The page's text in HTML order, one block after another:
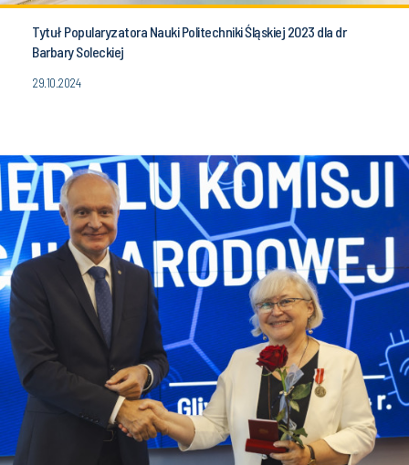
Tytuł Popularyzatora Nauki Politechniki Śląskiej 2023 dla dr
Barbary Soleckiej
29.10.2024